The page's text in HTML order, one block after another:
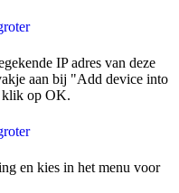
IP adres van deze
aan bij "Add device into
klik op OK.
en kies in het menu voor